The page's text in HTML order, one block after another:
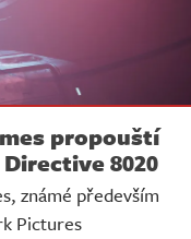
propouští
8020
známé především
Pictures